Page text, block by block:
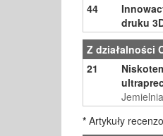
44
druku
Z działalności
21
* Artykuły